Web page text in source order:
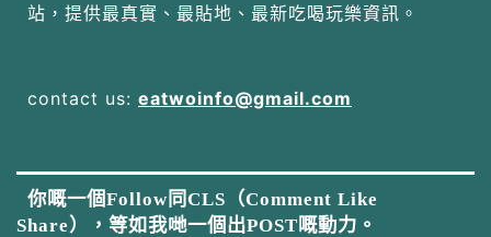
站，提供最真實、最貼地、最新吃喝玩樂資訊。
contact us: eatwoinfo@gmail.com
你嘅一個Follow同CLS（Comment Like
Share），等如我哋一個出POST嘅動力。